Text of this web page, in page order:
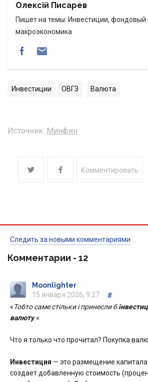
Олексій Писарев
Пишет на темы: Инвестиции, фондовый
макроэкономика
Инвестиции ОВГЗ Валюта
Источник: Минфин
Комментировать
Следить за новыми комментариями
Комментарии - 12
Moonlighter
15 января 2026, 9:27
#
«Тобто саме стільки і принесли б
валюту.«
Что я только что прочитал? Покупка
Инвестиция — это размещение капитала
создает добавленную стоимость